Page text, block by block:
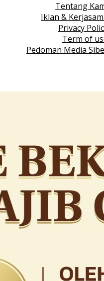
Tentang
Iklan &
Privacy
Term of
Pedoman Media